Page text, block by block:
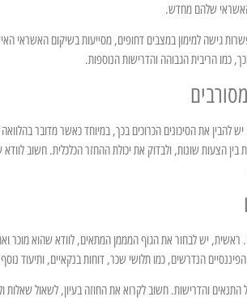
האשראי שלהם מחדש.
גישה למימון במצבים דחופים, מסייעות בשיקום האשראי
כמו הריבית הגבוהה והדרישות הנוספות.
את הסיכונים הכרוכים בכך, במיוחד כאשר מדובר
הצעות שונות, ולבדוק את יכולת ההחזר הכלכלית. חשוב
ראשית, יש לבחור את הגוף המממן המתאים, לוודא שהוא מוכר
הנדרשים, כמו תלושי שכר, דוחות בנקאיים, ותיעוד
והדרישות. חשוב לקרוא את החוזה בעיון, לשאול שאלות